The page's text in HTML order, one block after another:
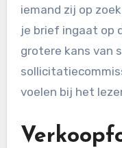
iemand zij op
je brief ingaat op
grotere kans van
voelen bij het